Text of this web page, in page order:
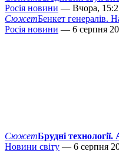
Росія новини — Вчора,
СюжетБенкет генералів.
Росія новини — 6 серпня
СюжетБрудні
Новини світу — 6 серпня